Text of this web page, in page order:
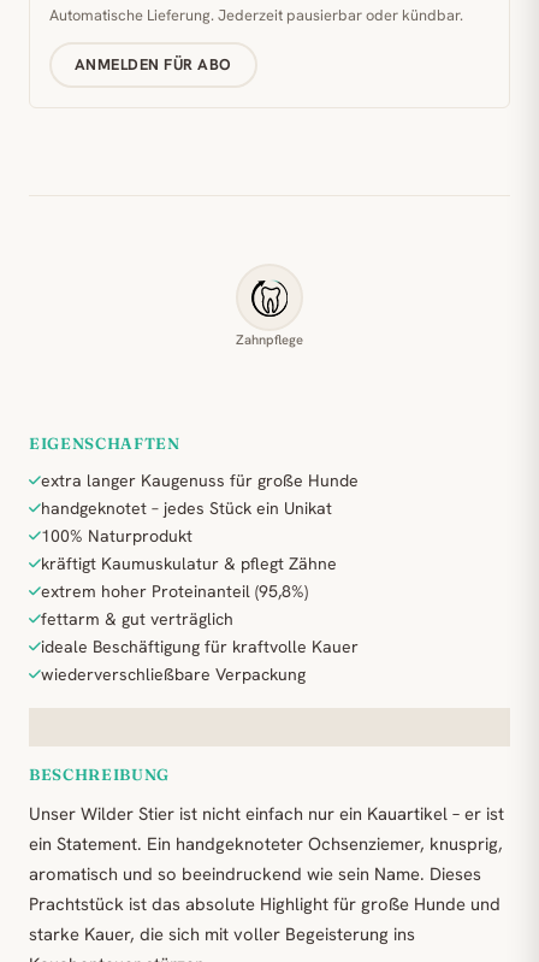
Automatische Lieferung. Jederzeit pausierbar oder kündbar.
ANMELDEN FÜR ABO
Zahnpflege
EIGENSCHAFTEN
extra langer Kaugenuss für große Hunde
handgeknotet – jedes Stück ein Unikat
100% Naturprodukt
kräftigt Kaumuskulatur & pflegt Zähne
extrem hoher Proteinanteil (95,8%)
fettarm & gut verträglich
ideale Beschäftigung für kraftvolle Kauer
wiederverschließbare Verpackung
BESCHREIBUNG
Unser Wilder Stier ist nicht einfach nur ein Kauartikel – er ist
ein Statement. Ein handgeknoteter Ochsenziemer, knusprig,
aromatisch und so beeindruckend wie sein Name. Dieses
Prachtstück ist das absolute Highlight für große Hunde und
starke Kauer, die sich mit voller Begeisterung ins